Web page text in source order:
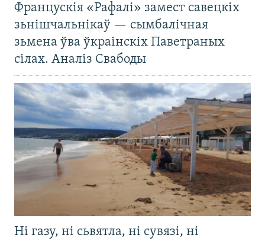
Францускія «Рафалі» замест савецкіх
зьнішчальнікаў — сымбалічная
зьмена ўва ўкраінскіх Паветраных
сілах. Аналіз Свабоды
Ні газу, ні сьвятла, ні сувязі, ні